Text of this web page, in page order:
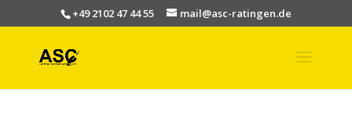
+49 2102 47 44 55 mail@asc-ratingen.de